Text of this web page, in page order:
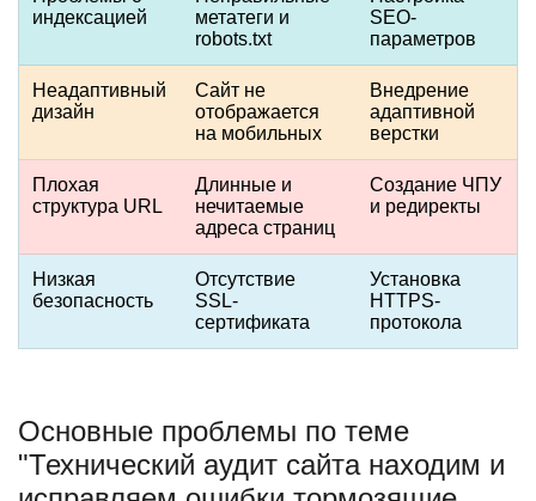
индексацией
метатеги и
robots.txt
SEO-
параметров
Неадаптивный
дизайн
Сайт не
отображается
на мобильных
Внедрение
адаптивной
верстки
Плохая
структура URL
Длинные и
нечитаемые
адреса страниц
Создание ЧПУ
и редиректы
Низкая
безопасность
Отсутствие
SSL-
сертификата
Установка
HTTPS-
протокола
Основные проблемы по теме
"Технический аудит сайта находим и